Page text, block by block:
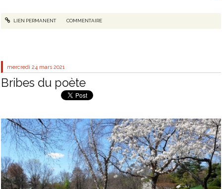
LIEN PERMANENT COMMENTAIRE
mercredi 24 mars 2021
Bribes du poète